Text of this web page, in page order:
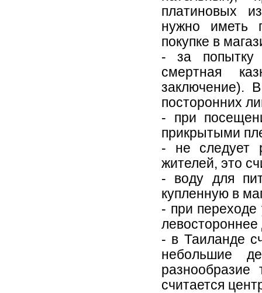
платиновых
нужно иметь
покупке в
- за попытку
смертная
заключение).
посторонних
- при
прикрытыми
- не следует
жителей, это
- воду для
купленную в
- при
- в Таиланде
небольшие
разнообразие
считается